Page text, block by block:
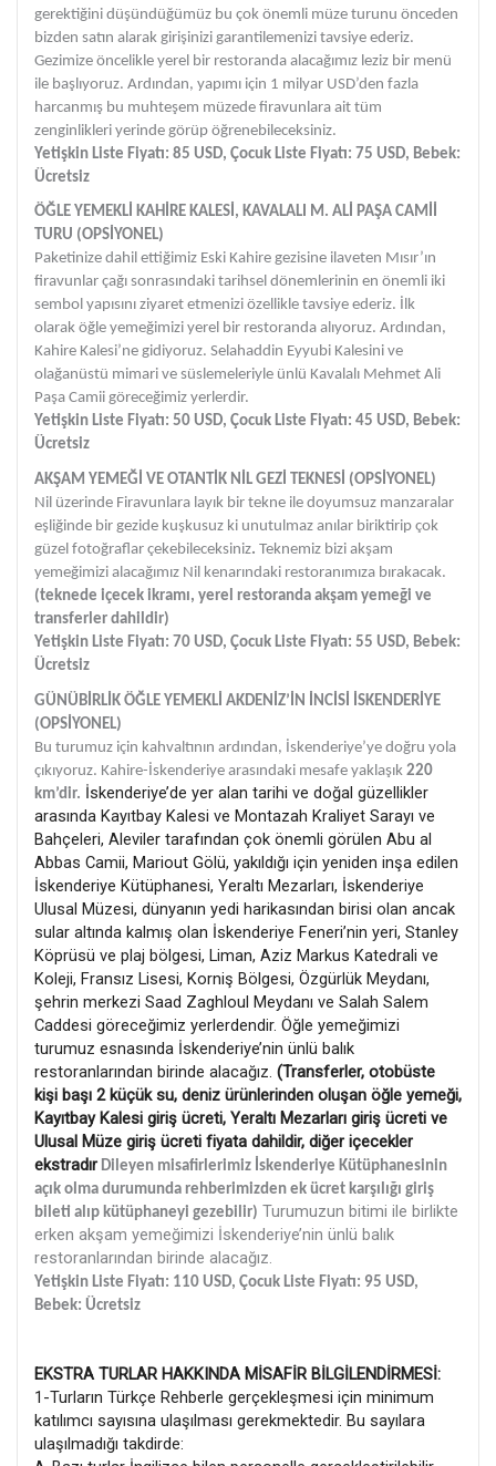
gerektiğini düşündüğümüz bu çok önemli müze turunu önceden
bizden satın alarak girişinizi garantilemenizi tavsiye ederiz.
Gezimize öncelikle yerel bir restoranda alacağımız leziz bir menü
ile başlıyoruz. Ardından, yapımı için 1 milyar USD’den fazla
harcanmış bu muhteşem müzede firavunlara ait tüm
zenginlikleri yerinde görüp öğrenebileceksiniz.
Yetişkin Liste Fiyatı: 85 USD, Çocuk Liste Fiyatı: 75 USD, Bebek:
Ücretsiz
ÖĞLE YEMEKLİ KAHİRE KALESİ, KAVALALI M. ALİ PAŞA CAMİİ
TURU (OPSİYONEL)
Paketinize dahil ettiğimiz Eski Kahire gezisine ilaveten Mısır’ın
firavunlar çağı sonrasındaki tarihsel dönemlerinin en önemli iki
sembol yapısını ziyaret etmenizi özellikle tavsiye ederiz. İlk
olarak öğle yemeğimizi yerel bir restoranda alıyoruz. Ardından,
Kahire Kalesi’ne gidiyoruz. Selahaddin Eyyubi Kalesini ve
olağanüstü mimari ve süslemeleriyle ünlü Kavalalı Mehmet Ali
Paşa Camii göreceğimiz yerlerdir.
Yetişkin Liste Fiyatı: 50 USD, Çocuk Liste Fiyatı: 45 USD, Bebek:
Ücretsiz
AKŞAM YEMEĞİ VE OTANTİK NİL GEZİ TEKNESİ (OPSİYONEL)
Nil üzerinde Firavunlara layık bir tekne ile doyumsuz manzaralar
eşliğinde bir gezide kuşkusuz ki unutulmaz anılar biriktirip çok
güzel fotoğraflar çekebileceksiniz. Teknemiz bizi akşam
yemeğimizi alacağımız Nil kenarındaki restoranımıza bırakacak.
(teknede içecek ikramı, yerel restoranda akşam yemeği ve
transferler dahildir)
Yetişkin Liste Fiyatı: 70 USD, Çocuk Liste Fiyatı: 55 USD, Bebek:
Ücretsiz
GÜNÜBİRLİK ÖĞLE YEMEKLİ AKDENİZ’İN İNCİSİ İSKENDERİYE
(OPSİYONEL)
Bu turumuz için kahvaltının ardından, İskenderiye’ye doğru yola
çıkıyoruz. Kahire-İskenderiye arasındaki mesafe yaklaşık 220
km’dir. İskenderiye’de yer alan tarihi ve doğal güzellikler
arasında Kayıtbay Kalesi ve Montazah Kraliyet Sarayı ve
Bahçeleri, Aleviler tarafından çok önemli görülen Abu al
Abbas Camii, Mariout Gölü, yakıldığı için yeniden inşa edilen
İskenderiye Kütüphanesi, Yeraltı Mezarları, İskenderiye
Ulusal Müzesi, dünyanın yedi harikasından birisi olan ancak
sular altında kalmış olan İskenderiye Feneri’nin yeri, Stanley
Köprüsü ve plaj bölgesi, Liman, Aziz Markus Katedrali ve
Koleji, Fransız Lisesi, Korniş Bölgesi, Özgürlük Meydanı,
şehrin merkezi Saad Zaghloul Meydanı ve Salah Salem
Caddesi göreceğimiz yerlerdendir. Öğle yemeğimizi
turumuz esnasında İskenderiye’nin ünlü balık
restoranlarından birinde alacağız. (Transferler, otobüste
kişi başı 2 küçük su, deniz ürünlerinden oluşan öğle yemeği,
Kayıtbay Kalesi giriş ücreti, Yeraltı Mezarları giriş ücreti ve
Ulusal Müze giriş ücreti fiyata dahildir, diğer içecekler
ekstradırDileyen misafirlerimiz İskenderiye Kütüphanesinin
açık olma durumunda rehberimizden ek ücret karşılığı giriş
bileti alıp kütüphaneyi gezebilir) Turumuzun bitimi ile birlikte
erken akşam yemeğimizi İskenderiye’nin ünlü balık
restoranlarından birinde alacağız.
Yetişkin Liste Fiyatı: 110 USD, Çocuk Liste Fiyatı: 95 USD,
Bebek: Ücretsiz
EKSTRA TURLAR HAKKINDA MİSAFİR BİLGİLENDİRMESİ:
1-Turların Türkçe Rehberle gerçekleşmesi için minimum
katılımcı sayısına ulaşılması gerekmektedir. Bu sayılara
ulaşılmadığı takdirde: